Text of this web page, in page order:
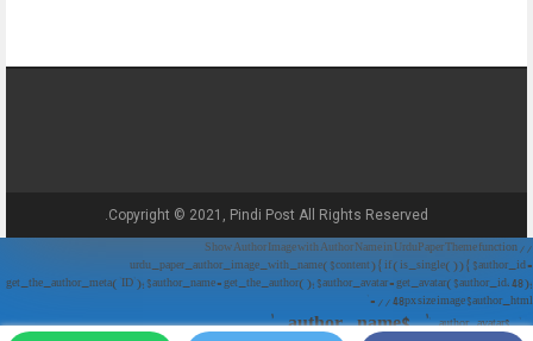
Copyright © 2021, Pindi Post All Rights Reserved.
// Show Author Image with Author Name in UrduPaper Theme function
urdu_paper_author_image_with_name($content) { if (is_single()) { $author_id =
get_the_author_meta('ID'); $author_name = get_the_author(); $author_avatar = get_avatar($author_id, 48);
// 48px size image $author_html = '
' . $author_avatar . '
' . $author_name . '